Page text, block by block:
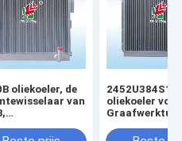
oliekoeler, de
van
2452U384S1
oliekoeler
MD200BLC